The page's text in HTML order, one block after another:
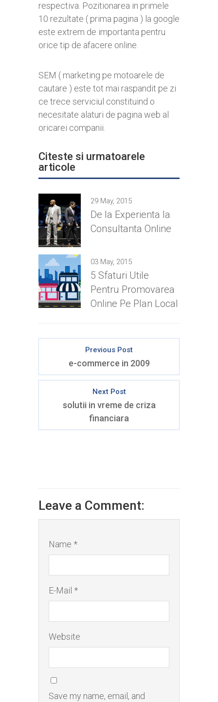
respectiva. Pozitionarea in primele
10 rezultate ( prima pagina ) la google
este extrem de importanta pentru
orice tip de afacere online.
SEM ( marketing pe motoarele de
cautare ) este tot mai raspandit pe zi
ce trece serviciul constituind o
necesitate alaturi de pagina web al
oricarei companii.
Citeste si urmatoarele
articole
29 May, 2015
De la Experienta la
Consultanta Online
03 May, 2015
5 Sfaturi Utile
Pentru Promovarea
Online Pe Plan Local
Previous Post
e-commerce in 2009
Next Post
solutii in vreme de criza
financiara
Leave a Comment:
Name *
E-Mail *
Website
Save my name, email, and